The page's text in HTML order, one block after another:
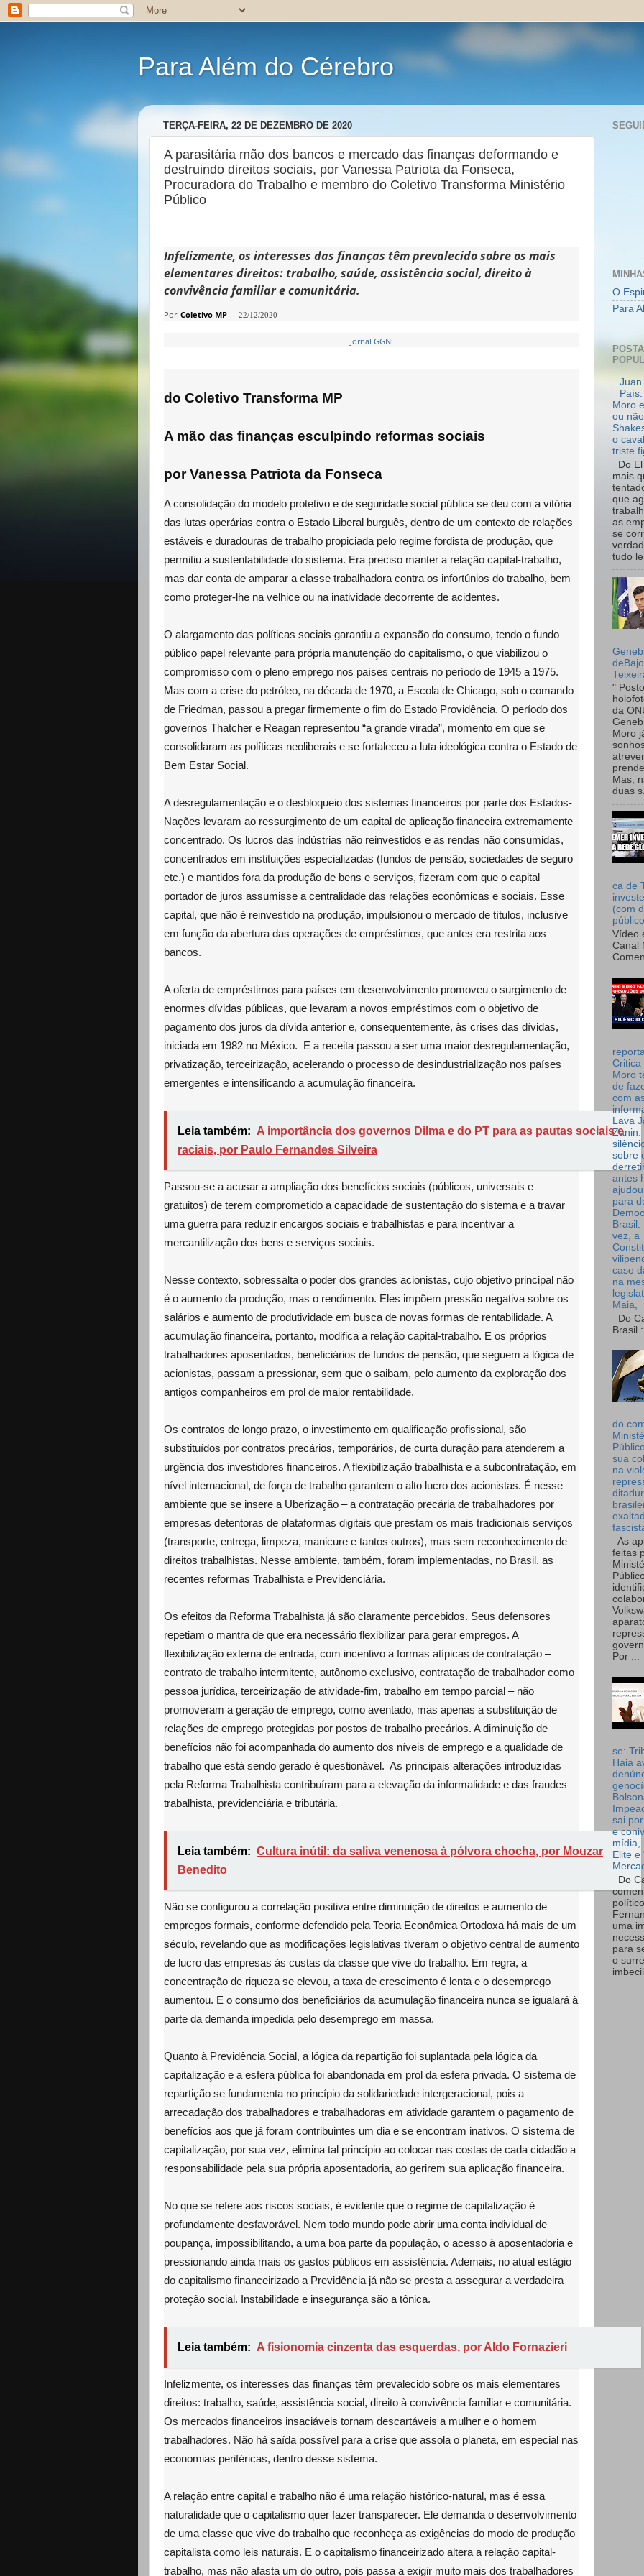
Para Além do Cérebro
TERÇA-FEIRA, 22 DE DEZEMBRO DE 2020
A parasitária mão dos bancos e mercado das finanças deformando e
destruindo direitos sociais, por Vanessa Patriota da Fonseca,
Procuradora do Trabalho e membro do Coletivo Transforma Ministério
Público
Infelizmente, os interesses das finanças têm prevalecido sobre os mais
elementares direitos: trabalho, saúde, assistência social, direito à
convivência familiar e comunitária.
Por Coletivo MP - 22/12/2020
Jornal GGN:
do Coletivo Transforma MP
A mão das finanças esculpindo reformas sociais
por Vanessa Patriota da Fonseca
A consolidação do modelo protetivo e de seguridade social pública se deu com a vitória
das lutas operárias contra o Estado Liberal burguês, dentro de um contexto de relações
estáveis e duradouras de trabalho propiciada pelo regime fordista de produção, que
permitiu a sustentabilidade do sistema. Era preciso manter a relação capital-trabalho,
mas dar conta de amparar a classe trabalhadora contra os infortúnios do trabalho, bem
como proteger-lhe na velhice ou na inatividade decorrente de acidentes.
O alargamento das políticas sociais garantiu a expansão do consumo, tendo o fundo
público papel relevante para própria manutenção do capitalismo, o que viabilizou o
compromisso com o pleno emprego nos países centrais no período de 1945 a 1975.
Mas com a crise do petróleo, na década de 1970, a Escola de Chicago, sob o comando
de Friedman, passou a pregar firmemente o fim do Estado Providência. O período dos
governos Thatcher e Reagan representou “a grande virada”, momento em que se
consolidaram as políticas neoliberais e se fortaleceu a luta ideológica contra o Estado de
Bem Estar Social.
A desregulamentação e o desbloqueio dos sistemas financeiros por parte dos Estados-
Nações levaram ao ressurgimento de um capital de aplicação financeira extremamente
concentrado. Os lucros das indústrias não reinvestidos e as rendas não consumidas,
concentrados em instituições especializadas (fundos de pensão, sociedades de seguro
etc.) e mantidos fora da produção de bens e serviços, fizeram com que o capital
portador de juros assumisse a centralidade das relações econômicas e sociais. Esse
capital, que não é reinvestido na produção, impulsionou o mercado de títulos, inclusive
em função da abertura das operações de empréstimos, que antes era restrita aos
bancos.
A oferta de empréstimos para países em desenvolvimento promoveu o surgimento de
enormes dívidas públicas, que levaram a novos empréstimos com o objetivo de
pagamento dos juros da dívida anterior e, consequentemente, às crises das dívidas,
iniciada em 1982 no México. E a receita passou a ser uma maior desregulamentação,
privatização, terceirização, acelerando o processo de desindustrialização nos países
emergentes e intensificando a acumulação financeira.
Leia também: A importância dos governos Dilma e do PT para as pautas sociais e
raciais, por Paulo Fernandes Silveira
Passou-se a acusar a ampliação dos benefícios sociais (públicos, universais e
gratuitos) de terem comprometido a capacidade de sustentação do sistema e a travar
uma guerra para reduzir encargos sociais e trabalhistas e para incentivar a
mercantilização dos bens e serviços sociais.
Nesse contexto, sobressalta o poder dos grandes acionistas, cujo objetivo principal não
é o aumento da produção, mas o rendimento. Eles impõem pressão negativa sobre os
salários e aumento de produtividade em busca de novas formas de rentabilidade. A
acumulação financeira, portanto, modifica a relação capital-trabalho. E os próprios
trabalhadores aposentados, beneficiários de fundos de pensão, que seguem a lógica de
acionistas, passam a pressionar, sem que o saibam, pelo aumento da exploração dos
antigos companheiros em prol de maior rentabilidade.
Os contratos de longo prazo, o investimento em qualificação profissional, são
substituídos por contratos precários, temporários, de curta duração para atenderem a
urgência dos investidores financeiros. A flexibilização trabalhista e a subcontratação, em
nível internacional, de força de trabalho garantem o alto lucro dos acionistas. É nesse
ambiente que se insere a Uberização – a contratação precária de trabalhadores por
empresas detentoras de plataformas digitais que prestam os mais tradicionais serviços
(transporte, entrega, limpeza, manicure e tantos outros), mas sem reconhecimento de
direitos trabalhistas. Nesse ambiente, também, foram implementadas, no Brasil, as
recentes reformas Trabalhista e Previdenciária.
Os efeitos da Reforma Trabalhista já são claramente percebidos. Seus defensores
repetiam o mantra de que era necessário flexibilizar para gerar empregos. A
flexibilização externa de entrada, com incentivo a formas atípicas de contratação –
contrato de trabalho intermitente, autônomo exclusivo, contratação de trabalhador como
pessoa jurídica, terceirização de atividade-fim, trabalho em tempo parcial – não
promoveram a geração de emprego, como aventado, mas apenas a substituição de
relações de emprego protegidas por postos de trabalho precários. A diminuição de
benefícios não foi acompanhada do aumento dos níveis de emprego e a qualidade de
trabalho que está sendo gerado é questionável. As principais alterações introduzidas
pela Reforma Trabalhista contribuíram para a elevação da informalidade e das fraudes
trabalhista, previdenciária e tributária.
Leia também: Cultura inútil: da saliva venenosa à pólvora chocha, por Mouzar
Benedito
Não se configurou a correlação positiva entre diminuição de direitos e aumento de
empregos formais, conforme defendido pela Teoria Econômica Ortodoxa há mais de um
século, revelando que as modificações legislativas tiveram o objetivo central de aumento
de lucro das empresas às custas da classe que vive do trabalho. Em regra, a
concentração de riqueza se elevou, a taxa de crescimento é lenta e o desemprego
aumentou. E o consumo dos beneficiários da acumulação financeira nunca se igualará à
parte da demanda impedida pelo desemprego em massa.
Quanto à Previdência Social, a lógica da repartição foi suplantada pela lógica da
capitalização e a esfera pública foi abandonada em prol da esfera privada. O sistema de
repartição se fundamenta no princípio da solidariedade intergeracional, pois a
arrecadação dos trabalhadores e trabalhadoras em atividade garantem o pagamento de
benefícios aos que já foram contribuintes um dia e se encontram inativos. O sistema de
capitalização, por sua vez, elimina tal princípio ao colocar nas costas de cada cidadão a
responsabilidade pela sua própria aposentadoria, ao gerirem sua aplicação financeira.
No que se refere aos riscos sociais, é evidente que o regime de capitalização é
profundamente desfavorável. Nem todo mundo pode abrir uma conta individual de
poupança, impossibilitando, a uma boa parte da população, o acesso à aposentadoria e
pressionando ainda mais os gastos públicos em assistência. Ademais, no atual estágio
do capitalismo financeirizado a Previdência já não se presta a assegurar a verdadeira
proteção social. Instabilidade e insegurança são a tônica.
Leia também: A fisionomia cinzenta das esquerdas, por Aldo Fornazieri
Infelizmente, os interesses das finanças têm prevalecido sobre os mais elementares
direitos: trabalho, saúde, assistência social, direito à convivência familiar e comunitária.
Os mercados financeiros insaciáveis tornam descartáveis a mulher e o homem
trabalhadores. Não há saída possível para a crise que assola o planeta, em especial nas
economias periféricas, dentro desse sistema.
A relação entre capital e trabalho não é uma relação histórico-natural, mas é essa
naturalidade que o capitalismo quer fazer transparecer. Ele demanda o desenvolvimento
de uma classe que vive do trabalho que reconheça as exigências do modo de produção
capitalista como leis naturais. E o capitalismo financeirizado altera a relação capital-
trabalho, mas não afasta um do outro, pois passa a exigir muito mais dos trabalhadores
O
Para
Juan
Moro
ou
o
triste
Do
mais
que
as
se
tudo
"
da
Moro
Mas,
duas
ca de
(com
Vídeo
Canal
Critica
Moro
de
com
Lava
Zanin.
sobre
antes
para
Brasil.
vez, a
caso
na
Maia,
Do
Brasil :
do
sua
na
As
feitas
Por ...
se:
Haia
sai
e
mídia,
Elite e
Do
uma
para
o